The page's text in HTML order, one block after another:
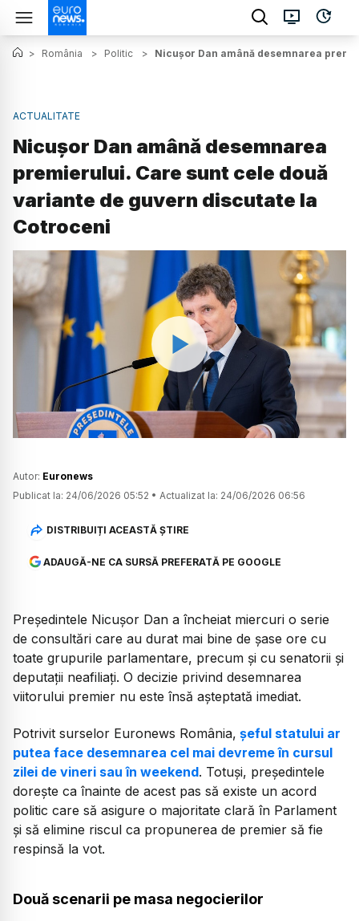
> România > Politic > Nicușor Dan amână desemnarea
ACTUALITATE
Nicușor Dan amână desemnarea
premierului. Care sunt cele două
variante de guvern discutate la
Cotroceni
Watch
Autor: Euronews
Publicat la: 24/06/2026 05:52 • Actualizat la: 24/06/2026 06:56
DISTRIBUIȚI ACEASTĂ ȘTIRE
ADAUGĂ-NE CA SURSĂ PREFERATĂ PE GOOGLE
Președintele Nicușor Dan a încheiat miercuri o serie
de consultări care au durat mai bine de șase ore cu
toate grupurile parlamentare, precum și cu senatorii și
deputații neafiliați. O decizie privind desemnarea
viitorului premier nu este însă așteptată imediat.
Potrivit surselor Euronews România, șeful statului ar
putea face desemnarea cel mai devreme în cursul
zilei de vineri sau în weekend. Totuși, președintele
dorește ca înainte de acest pas să existe un acord
politic care să asigure o majoritate clară în Parlament
și să elimine riscul ca propunerea de premier să fie
respinsă la vot.
Două scenarii pe masa negocierilor